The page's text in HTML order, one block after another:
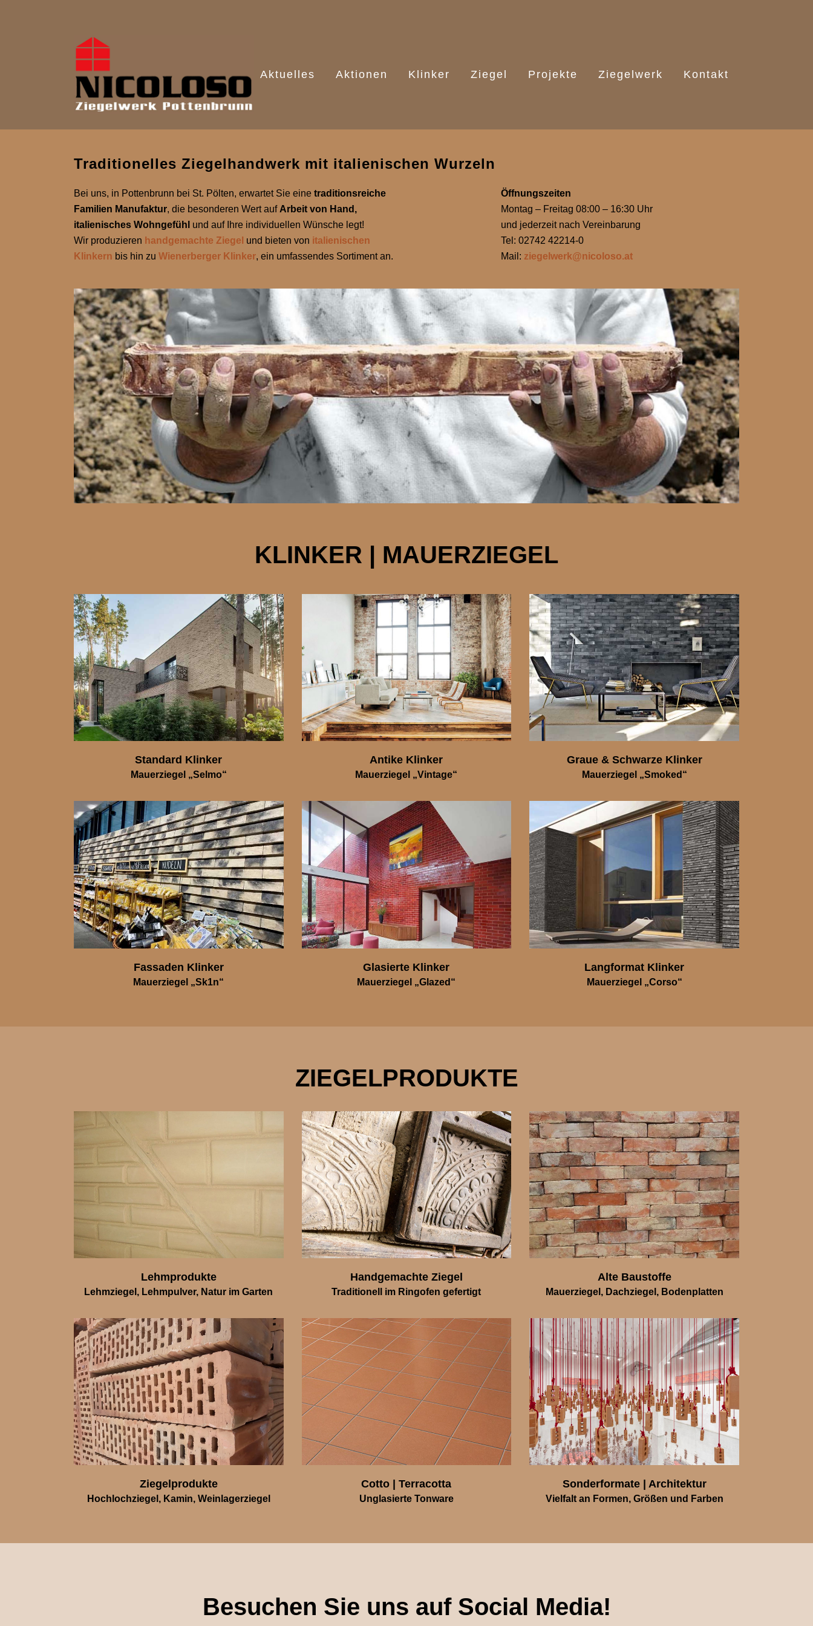
Aktuelles Aktionen Klinker Ziegel Projekte Ziegelwerk Kontakt
Traditionelles Ziegelhandwerk mit italienischen Wurzeln
Bei uns, in Pottenbrunn bei St. Pölten, erwartet Sie eine traditionsreiche
Familien Manufaktur, die besonderen Wert auf Arbeit von Hand,
italienisches Wohngefühl und auf Ihre individuellen Wünsche legt!
Wir produzieren handgemachte Ziegel und bieten von italienischen
Klinkern bis hin zu Wienerberger Klinker, ein umfassendes Sortiment an.
Öffnungszeiten
Montag – Freitag 08:00 – 16:30 Uhr
und jederzeit nach Vereinbarung
Tel: 02742 42214-0
Mail: ziegelwerk@nicoloso.at
KLINKER | MAUERZIEGEL
Standard Klinker
Mauerziegel „Selmo“
Antike Klinker
Mauerziegel „Vintage“
Graue & Schwarze Klinker
Mauerziegel „Smoked“
Fassaden Klinker
Mauerziegel „Sk1n“
Glasierte Klinker
Mauerziegel „Glazed“
Langformat Klinker
Mauerziegel „Corso“
ZIEGELPRODUKTE
Lehmprodukte
Lehmziegel, Lehmpulver, Natur im Garten
Handgemachte Ziegel
Traditionell im Ringofen gefertigt
Alte Baustoffe
Mauerziegel, Dachziegel, Bodenplatten
Ziegelprodukte
Hochlochziegel, Kamin, Weinlagerziegel
Cotto | Terracotta
Unglasierte Tonware
Sonderformate | Architektur
Vielfalt an Formen, Größen und Farben
Besuchen Sie uns auf Social Media!